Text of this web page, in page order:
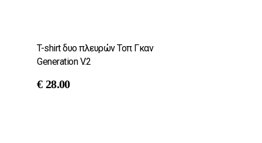
T-shirt δυο πλευρών Τοπ Γκαν
Generation V.2
€ 28.00